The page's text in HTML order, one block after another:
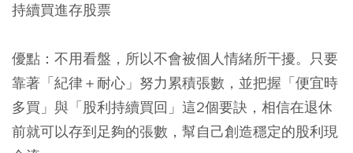
持續買進存股票
優點：不用看盤，所以不會被個人情緒所干擾。只要
靠著「紀律＋耐心」努力累積張數，並把握「便宜時
多買」與「股利持續買回」這2個要訣，相信在退休
前就可以存到足夠的張數，幫自己創造穩定的股利現